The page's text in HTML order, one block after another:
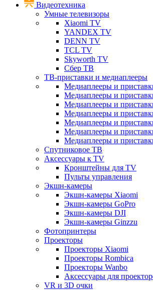
Видеотехника
Умные телевизоры
Xiaomi TV
YANDEX TV
DENN TV
TCL TV
Skyworth TV
Сбер ТВ
ТВ-приставки и медиаплееры
Медиаплееры и
Медиаплееры и
Медиаплееры и
Медиаплееры и
Медиаплееры и
Медиаплееры и
Медиаплееры и
Спутниковое ТВ
Аксессуары к TV
Кронштейны для TV
Пульты управления
Экшн-камеры
Экшн-камеры Xiaomi
Экшн-камеры GoPro
Экшн-камеры DJI
Экшн-камеры Ginzzu
Фотопринтеры
Проекторы
Проекторы Xiaomi
Проекторы Rombica
Проекторы Wanbo
Аксессуары для
VR и 3D очки